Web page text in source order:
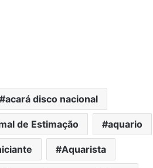
acará disco nacional
de Estimação aquario
Aquarista